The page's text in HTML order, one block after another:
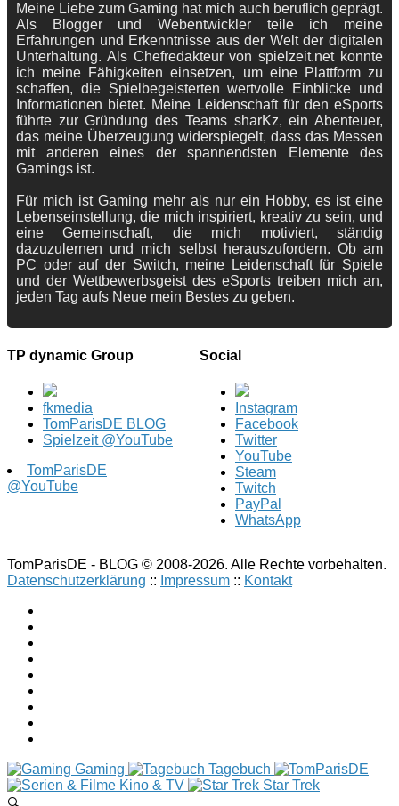
Meine Liebe zum Gaming hat mich auch beruflich geprägt.
Als Blogger und Webentwickler teile ich meine
Erfahrungen und Erkenntnisse aus der Welt der digitalen
Unterhaltung. Als Chefredakteur von spielzeit.net konnte
ich meine Fähigkeiten einsetzen, um eine Plattform zu
schaffen, die Spielbegeisterten wertvolle Einblicke und
Informationen bietet. Meine Leidenschaft für den eSports
führte zur Gründung des Teams sharKz, ein Abenteuer,
das meine Überzeugung widerspiegelt, dass das Messen
mit anderen eines der spannendsten Elemente des
Gamings ist.
Für mich ist Gaming mehr als nur ein Hobby, es ist eine
Lebenseinstellung, die mich inspiriert, kreativ zu sein, und
eine Gemeinschaft, die mich motiviert, ständig
dazuzulernen und mich selbst herauszufordern. Ob am
PC oder auf der Switch, meine Leidenschaft für Spiele
und der Wettbewerbsgeist des eSports treiben mich an,
jeden Tag aufs Neue mein Bestes zu geben.
TP dynamic Group
fkmedia
TomParisDE BLOG
Spielzeit @YouTube
TomParisDE
@YouTube
Social
Instagram
Facebook
Twitter
YouTube
Steam
Twitch
PayPal
WhatsApp
TomParisDE - BLOG © 2008-2026. Alle Rechte vorbehalten.
Datenschutzerklärung :: Impressum :: Kontakt
Gaming
Tagebuch
Kino & TV
Star Trek